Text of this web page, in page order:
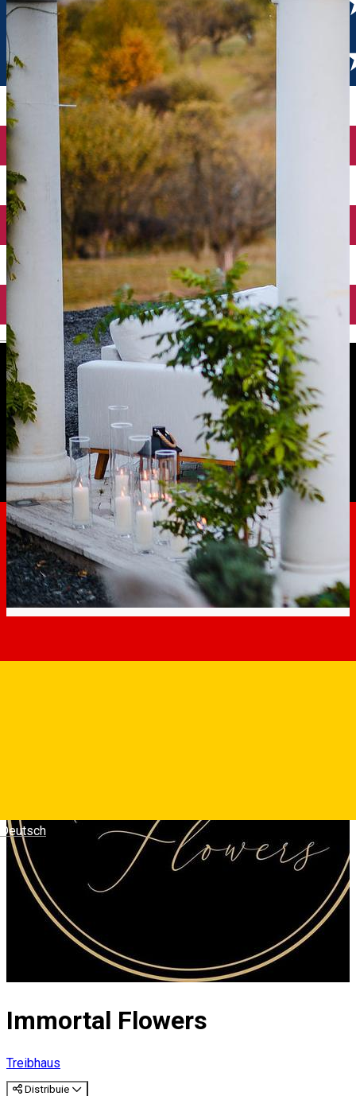
English
Deutsch
Immortal Flowers
Treibhaus
Distribuie